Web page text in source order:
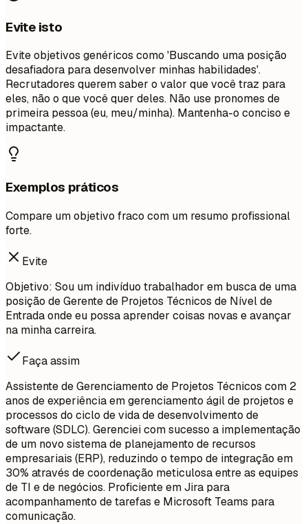
Evite isto
Evite objetivos genéricos como 'Buscando uma posição
desafiadora para desenvolver minhas habilidades'.
Recrutadores querem saber o valor que você traz para
eles, não o que você quer deles. Não use pronomes de
primeira pessoa (eu, meu/minha). Mantenha-o conciso e
impactante.
Exemplos práticos
Compare um objetivo fraco com um resumo profissional
forte.
Evite
Objetivo: Sou um indivíduo trabalhador em busca de uma
posição de Gerente de Projetos Técnicos de Nível de
Entrada onde eu possa aprender coisas novas e avançar
na minha carreira.
Faça assim
Assistente de Gerenciamento de Projetos Técnicos com 2
anos de experiência em gerenciamento ágil de projetos e
processos do ciclo de vida de desenvolvimento de
software (SDLC). Gerenciei com sucesso a implementação
de um novo sistema de planejamento de recursos
empresariais (ERP), reduzindo o tempo de integração em
30% através de coordenação meticulosa entre as equipes
de TI e de negócios. Proficiente em Jira para
acompanhamento de tarefas e Microsoft Teams para
comunicação.